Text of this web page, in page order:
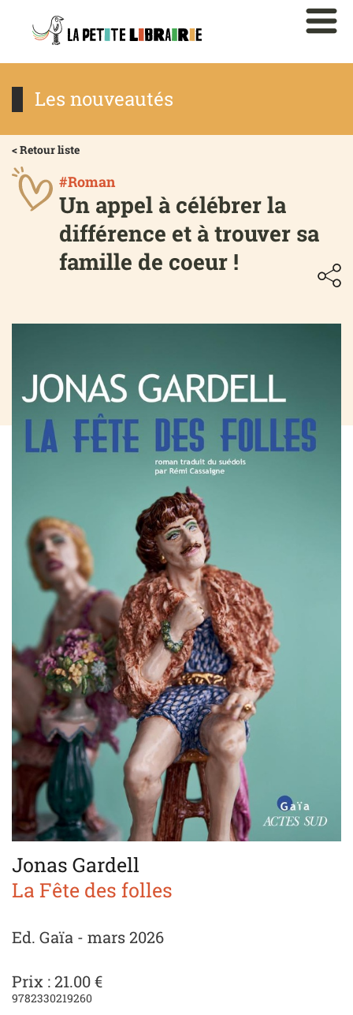
Les nouveautés
< Retour liste
#Roman
Un appel à célébrer la
différence et à trouver sa
famille de coeur !
Jonas Gardell
La Fête des folles
Ed. Gaïa - mars 2026
Prix : 21.00 €
9782330219260